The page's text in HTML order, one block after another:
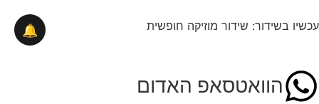
עכשיו בשידור: שידור מוזיקה חופשית
הוואטסאפ האדום
🔔